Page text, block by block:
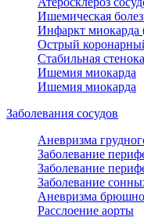
Ишемическая
Инфаркт миокарда
Острый
Стабильная
Ишемия миокарда
Ишемия миокарда
Заболевания сосудов
Аневризма
Заболевание
Заболевание
Заболевание
Аневризма
Расслоение аорты